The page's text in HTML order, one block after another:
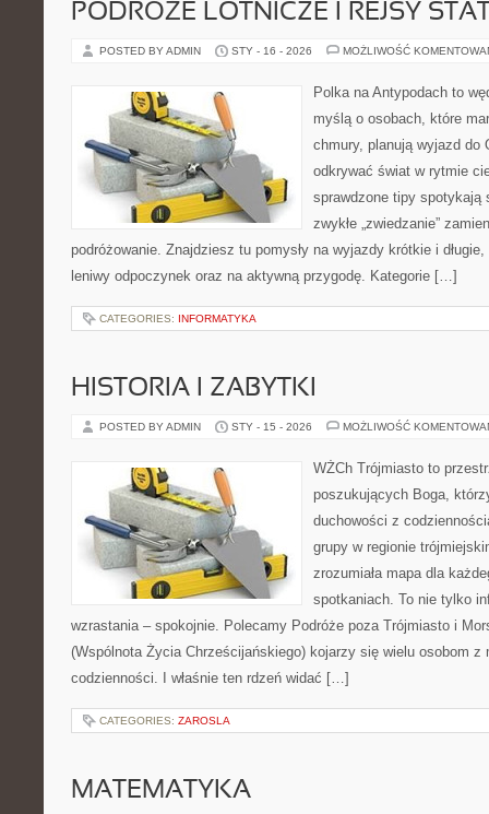
PODRÓŻE LOTNICZE I REJSY
POSTED BY ADMIN STY - 16 - 2026 MOŻLIWOŚĆ
Polka na Antypodach to
myślą o osobach, które
chmury, planują wyjazd do
odkrywać świat w rytmie
sprawdzone tipy spotykają
zwykłe „zwiedzanie”
podróżowanie. Znajdziesz tu pomysły na wyjazdy krótkie i
leniwy odpoczynek oraz na aktywną przygodę. Kategorie […]
CATEGORIES: INFORMATYKA
HISTORIA I ZABYTKI
POSTED BY ADMIN STY - 15 - 2026 MOŻLIWOŚĆ
WŻCh Trójmiasto to
poszukujących Boga,
duchowości z
grupy w regionie
zrozumiała mapa dla
spotkaniach. To nie tylko
wzrastania – spokojnie. Polecamy Podróże poza Trójmiasto i
(Wspólnota Życia Chrześcijańskiego) kojarzy się wielu osobom z
codzienności. I właśnie ten rdzeń widać […]
CATEGORIES: ZAROSLA
MATEMATYKA